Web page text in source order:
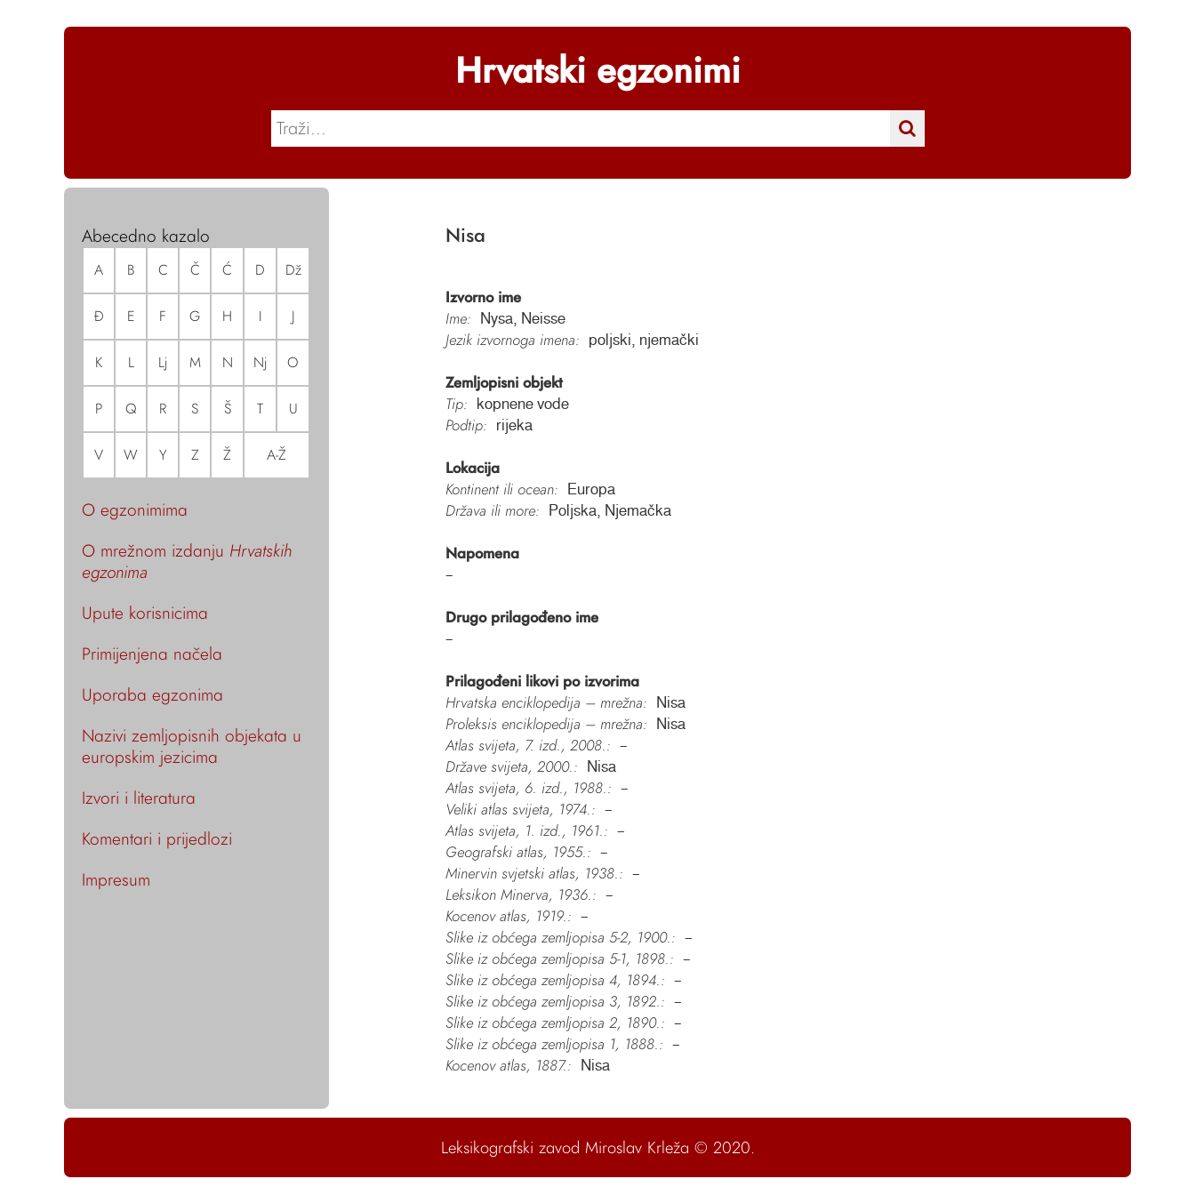
Hrvatski egzonimi
Abecedno kazalo
A B C Č Ć D Dž
Đ E F G H I J
K L Lj M N Nj O
P Q R S Š T U
V W Y Z Ž A-Ž
O egzonimima
O mrežnom izdanju Hrvatskih
egzonima
Upute korisnicima
Primijenjena načela
Uporaba egzonima
Nazivi zemljopisnih objekata u
europskim jezicima
Izvori i literatura
Komentari i prijedlozi
Impresum
Nisa
Izvorno ime
Ime:
Nysa, Neisse
Jezik izvornoga imena: poljski, njemački
Zemljopisni objekt
Tip:
kopnene vode
Podtip: rijeka
Lokacija
Kontinent ili ocean:
Europa
Država ili more: Poljska, Njemačka
Napomena
–
Drugo prilagođeno ime
–
Prilagođeni likovi po izvorima
Hrvatska enciklopedija – mrežna:
Nisa
Proleksis enciklopedija – mrežna: Nisa
Atlas svijeta, 7. izd., 2008.: –
Države svijeta, 2000.: Nisa
Atlas svijeta, 6. izd., 1988.: –
Veliki atlas svijeta, 1974.: –
Atlas svijeta, 1. izd., 1961.: –
Geografski atlas, 1955.: –
Minervin svjetski atlas, 1938.: –
Leksikon Minerva, 1936.: –
Kocenov atlas, 1919.: –
Slike iz obćega zemljopisa 5-2, 1900.: –
Slike iz obćega zemljopisa 5-1, 1898.: –
Slike iz obćega zemljopisa 4, 1894.: –
Slike iz obćega zemljopisa 3, 1892.: –
Slike iz obćega zemljopisa 2, 1890.: –
Slike iz obćega zemljopisa 1, 1888.: –
Kocenov atlas, 1887.: Nisa
Leksikografski zavod Miroslav Krleža © 2020.